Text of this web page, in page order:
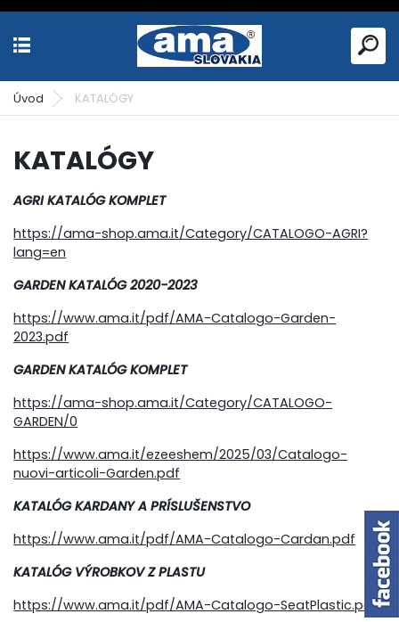
Úvod KATALÓGY
KATALÓGY
AGRI KATALÓG KOMPLET
https://ama-shop.ama.it/Category/CATALOGO-AGRI?
lang=en
GARDEN KATALÓG 2020-2023
https://www.ama.it/pdf/AMA-Catalogo-Garden-
2023.pdf
GARDEN KATALÓG KOMPLET
https://ama-shop.ama.it/Category/CATALOGO-
GARDEN/0
https://www.ama.it/ezeeshem/2025/03/Catalogo-
nuovi-articoli-Garden.pdf
KATALÓG KARDANY A PRÍSLUŠENSTVO
https://www.ama.it/pdf/AMA-Catalogo-Cardan.pdf
KATALÓG VÝROBKOV Z PLASTU
https://www.ama.it/pdf/AMA-Catalogo-SeatPlastic.pdf